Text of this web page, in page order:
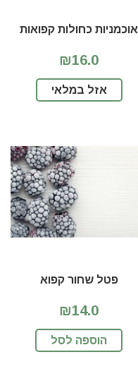
אוכמניות כחולות קפואות
₪16.0
אזל במלאי
פטל שחור קפוא
₪14.0
הוספה לסל